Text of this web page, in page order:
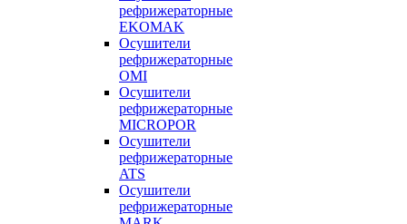
рефрижераторные
EKOMAK
Осушители
рефрижераторные
OMI
Осушители
рефрижераторные
MICROPOR
Осушители
рефрижераторные
ATS
Осушители
рефрижераторные